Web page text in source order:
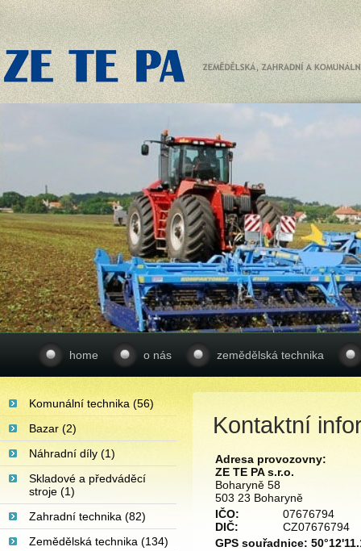
home o nás zemědělská technika
Kontaktní
Adresa provozovny:
ZE TE PA s.r.o.
Boharyně 58
503 23 Boharyně
IČO:
DIČ:
07676794
CZ07676794
GPS souřadnice:
Komunální technika (56)
Bazar (2)
Náhradní díly (1)
Skladové a předváděcí
stroje (1)
Zahradní technika (82)
Zemědělská technika (134)